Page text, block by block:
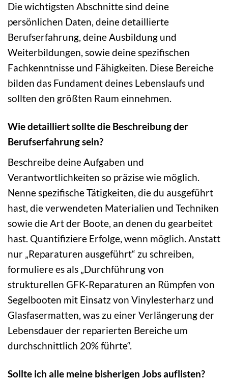
Die wichtigsten Abschnitte sind deine
persönlichen Daten, deine detaillierte
Berufserfahrung, deine Ausbildung und
Weiterbildungen, sowie deine spezifischen
Fachkenntnisse und Fähigkeiten. Diese Bereiche
bilden das Fundament deines Lebenslaufs und
sollten den größten Raum einnehmen.
Wie detailliert sollte die Beschreibung der
Berufserfahrung sein?
Beschreibe deine Aufgaben und
Verantwortlichkeiten so präzise wie möglich.
Nenne spezifische Tätigkeiten, die du ausgeführt
hast, die verwendeten Materialien und Techniken
sowie die Art der Boote, an denen du gearbeitet
hast. Quantifiziere Erfolge, wenn möglich. Anstatt
nur „Reparaturen ausgeführt“ zu schreiben,
formuliere es als „Durchführung von
strukturellen GFK-Reparaturen an Rümpfen von
Segelbooten mit Einsatz von Vinylesterharz und
Glasfasermatten, was zu einer Verlängerung der
Lebensdauer der reparierten Bereiche um
durchschnittlich 20% führte“.
Sollte ich alle meine bisherigen Jobs auflisten?